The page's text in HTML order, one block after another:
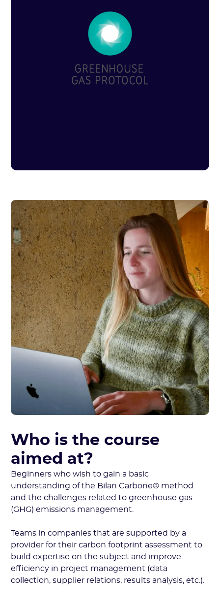
Who is the course
aimed at?
Beginners who wish to gain a basic
understanding of the Bilan Carbone® method
and the challenges related to greenhouse gas
(GHG) emissions management.
Teams in companies that are supported by a
provider for their carbon footprint assessment to
build expertise on the subject and improve
efficiency in project management (data
collection, supplier relations, results analysis, etc.).